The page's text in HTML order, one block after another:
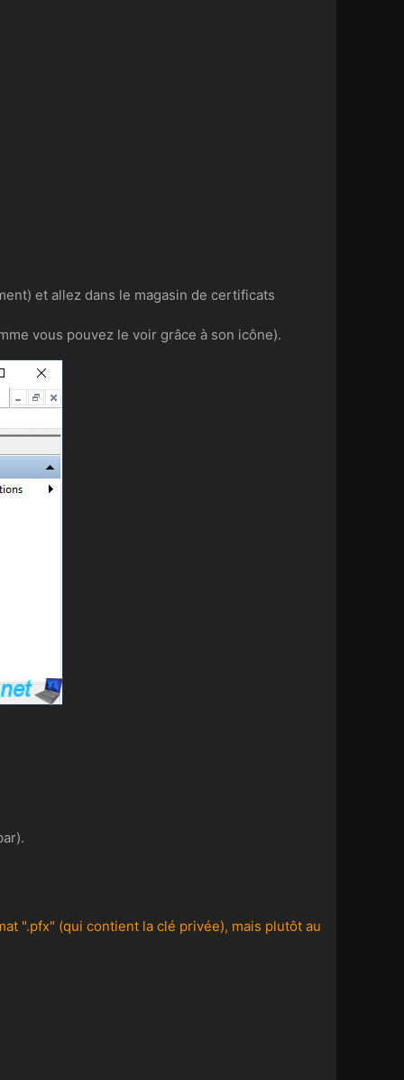
et allez dans le magasin de certificats
vous pouvez le voir grâce à son icône).
".pfx" (qui contient la clé privée), mais plutôt au